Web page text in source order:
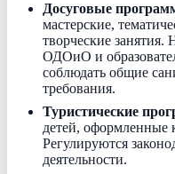
Досуговые
мастерские,
творческие занятия.
ОДОиО и
соблюдать общие
требования.
Туристические
детей, оформленные
Регулируются
деятельности.